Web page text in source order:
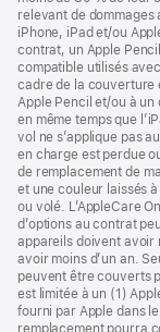
relevant de dommages
iPhone, iPad et/ou
contrat, un Apple
compatible utilisés
cadre de la couverture
Apple Pencil et/ou à un
en même temps que
vol ne s’applique pas
en charge est perdue
de remplacement de
et une couleur laissés
ou volé. L’AppleCare
d’options au contrat
appareils doivent avoir
avoir moins d’un an.
peuvent être couverts
est limitée à un (1)
fourni par Apple dans
remplacement pourra